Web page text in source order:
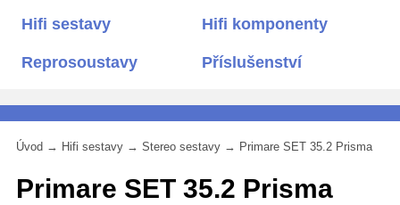
Hifi sestavy Hifi komponenty
Reprosoustavy Příslušenství
Úvod → Hifi sestavy → Stereo sestavy → Primare SET 35.2 Prisma
Primare SET 35.2 Prisma